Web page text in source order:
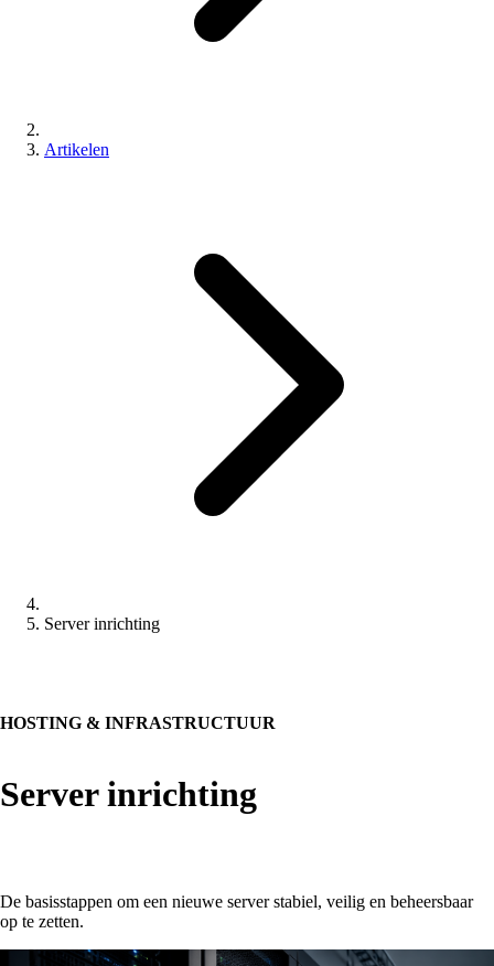
Artikelen
Server inrichting
HOSTING & INFRASTRUCTUUR
Server inrichting
De basisstappen om een nieuwe server stabiel, veilig en beheersbaar
op te zetten.